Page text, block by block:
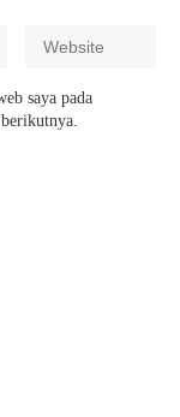
saya pada